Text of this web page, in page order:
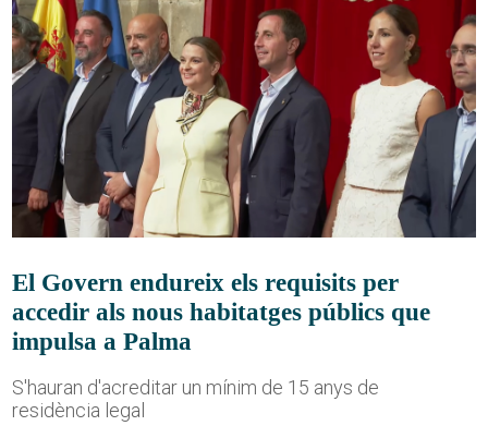
El Govern endureix els requisits per
accedir als nous habitatges públics que
impulsa a Palma
S'hauran d'acreditar un mínim de 15 anys de
residència legal